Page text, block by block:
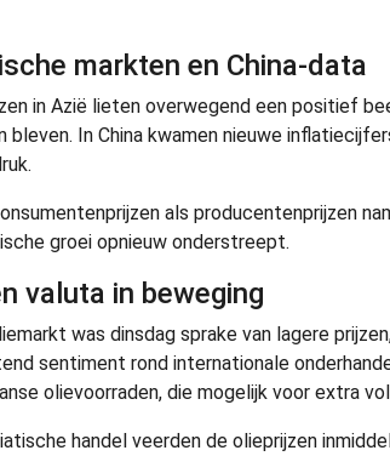
markten en China-data
in Azië lieten overwegend een positief
bleven. In China kwamen nieuwe
als producentenprijzen
groei opnieuw onderstreept.
valuta in beweging
was dinsdag sprake van lagere
sentiment rond internationale
olievoorraden, die mogelijk voor extra
handel veerden de olieprijzen